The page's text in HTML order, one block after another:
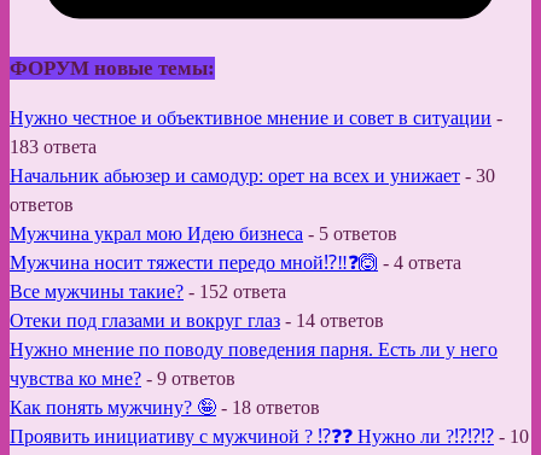
ФОРУМ новые темы:
Нужно честное и объективное мнение и совет в ситуации -
183 ответа
Начальник абьюзер и самодур: орет на всех и унижает - 30
ответов
Мужчина украл мою Идею бизнеса - 5 ответов
Мужчина носит тяжести передо мной⁉️‼️❓🙆 - 4 ответа
Все мужчины такие? - 152 ответа
Отеки под глазами и вокруг глаз - 14 ответов
Нужно мнение по поводу поведения парня. Есть ли у него
чувства ко мне? - 9 ответов
Как понять мужчину? 🤪 - 18 ответов
Проявить инициативу с мужчиной ? ⁉️❓❓ Нужно ли ?⁉️⁉️⁉️ - 10